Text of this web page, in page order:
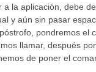
a la aplicación, debe
y aún sin pasar
pondremos el
llamar, después
de poner el